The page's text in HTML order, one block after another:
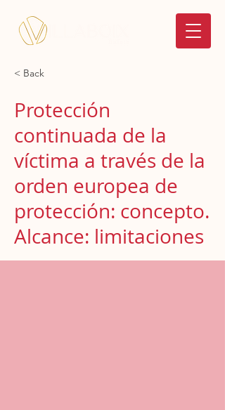
< Back
Protección
continuada de la
víctima a través de la
orden europea de
protección: concepto.
Alcance: limitaciones